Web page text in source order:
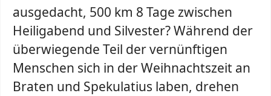
ausgedacht, 500 km 8 Tage zwischen
Heiligabend und Silvester? Während der
überwiegende Teil der vernünftigen
Menschen sich in der Weihnachtszeit an
Braten und Spekulatius laben, drehen